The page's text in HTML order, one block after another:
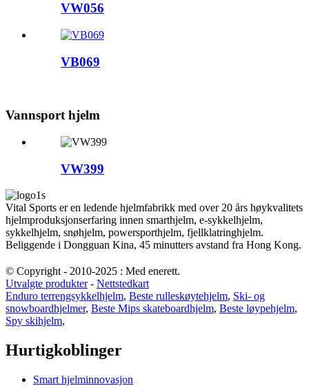
VW056
VB069
Vannsport hjelm
VW399
Vital Sports er en ledende hjelmfabrikk med over 20 års høykvalitets
hjelmproduksjonserfaring innen smarthjelm, e-sykkelhjelm,
sykkelhjelm, snøhjelm, powersporthjelm, fjellklatringhjelm.
Beliggende i Dongguan Kina, 45 minutters avstand fra Hong Kong.
© Copyright - 2010-2025 : Med enerett.
Utvalgte produkter- Nettstedkart
Enduro terrengsykkelhjelm, Beste rulleskøytehjelm, Ski- og
snowboardhjelmer, Beste Mips skateboardhjelm, Beste løypehjelm,
Spy skihjelm,
Hurtigkoblinger
Smart hjelminnovasjon